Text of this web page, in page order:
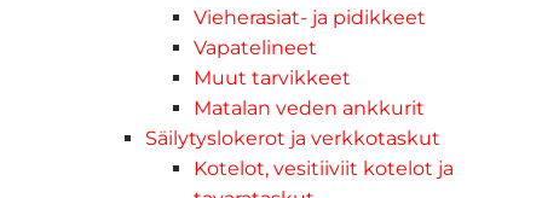
Vieherasiat- ja pidikkeet
Vapatelineet
Muut tarvikkeet
Matalan veden ankkurit
Säilytyslokerot ja verkkotaskut
Kotelot, vesitiiviit kotelot ja